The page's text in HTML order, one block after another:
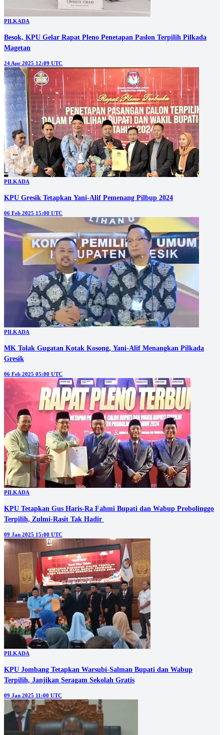
PILKADA
Besok, KPU Gelar Rapat Pleno Penetapan Paslon Terpilih Pilkada
Magetan
24 Apr 2025 12:09 UTC
PILKADA
KPU Gresik Tetapkan Yani-Alif Pemenang Pilbup 2024
06 Feb 2025 15:00 UTC
PILKADA
MK Tolak Gugatan Kotak Kosong, Yani-Alif Menangkan Pilkada
Gresik
06 Feb 2025 05:00 UTC
PILKADA
KPU Tetapkan Gus Haris-Ra Fahmi Bupati dan Wabup Probolinggo
Terpilih, Zulmi-Rasit Tak Hadir
09 Jan 2025 15:00 UTC
PILKADA
KPU Jombang Tetapkan Warsubi-Salman Bupati dan Wabup
Terpilih, Janjikan Seragam Sekolah Gratis
09 Jan 2025 11:00 UTC